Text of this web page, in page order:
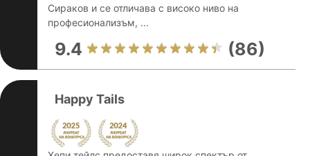
Сираков и се отличава с високо ниво на
професионализъм, ...
9.4 (86)
Happy Tails